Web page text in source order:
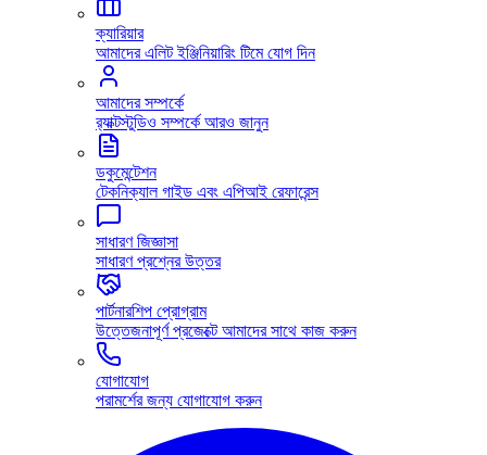
ক্যারিয়ার
আমাদের এলিট ইঞ্জিনিয়ারিং টিমে যোগ দিন
আমাদের সম্পর্কে
র‍্যাক্টস্টুডিও সম্পর্কে আরও জানুন
ডকুমেন্টেশন
টেকনিক্যাল গাইড এবং এপিআই রেফারেন্স
সাধারণ জিজ্ঞাসা
সাধারণ প্রশ্নের উত্তর
পার্টনারশিপ প্রোগ্রাম
উত্তেজনাপূর্ণ প্রজেক্টে আমাদের সাথে কাজ করুন
যোগাযোগ
পরামর্শের জন্য যোগাযোগ করুন